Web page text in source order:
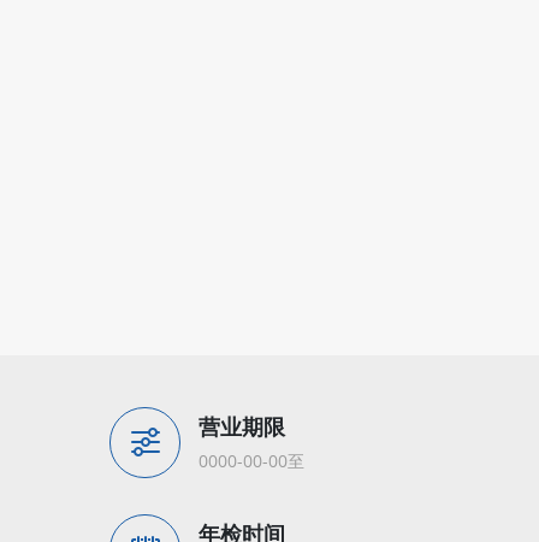
营业期限
0000-00-00至
年检时间